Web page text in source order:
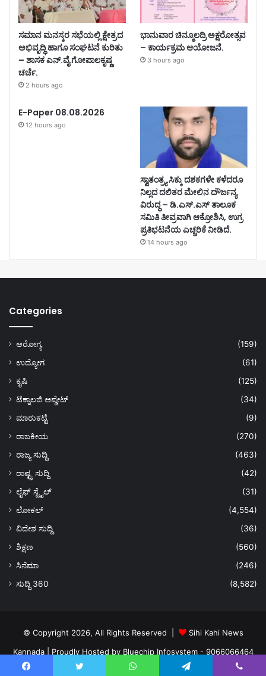
ಸಮಾನ ಮನಸ್ಕರ ಸಭೆಯಲ್ಲಿ ಕ್ಷೇತ್ರದ
ಅಭಿವೃದ್ಧಿ ಹಾಗೂ ಸಂಘಟನೆ ಕುರಿತು
– ಶಾಸಕ ಎನ್.ವೈ ಗೋಪಾಲಕೃಷ್ಣ
ಚರ್ಚೆ.
2 hours ago
ಭಾನುವಾರ ಚಿನ್ಮೂಲದ್ರಿ ಅಕ್ಷರೋತ್ಸವ
– ಕಾರ್ಯಕ್ರಮ ಆಯೋಜನೆ.
3 hours ago
E-Paper 08.08.2026
12 hours ago
ಸ್ವಾತಂತ್ರ್ಯ ಸಿಕ್ಕು ದಶಕಗಳೇ ಕಳೆದರೂ
ನಿಲ್ಲದ ದಲಿತರ ಮೇಲಿನ ದೌರ್ಜನ್ಯ
ವಿರುದ್ಧ – ಡಿ.ಎಸ್.ಎಸ್ ತಾಲೂಕ
ಸಮಿತಿ ತೀವ್ರವಾಗಿ ಆಕ್ರೋಶಿಸಿ, ಉಗ್ರ
ಪ್ರತಿಭಟನೆಯ ಎಚ್ಚರಿಕೆ ನೀಡಿದೆ.
14 hours ago
Categories
ಆರೋಗ್ಯ
(159)
ಉದ್ಯೋಗ
(61)
ಕೃಷಿ
(125)
ಟೆಕ್ನಾಲಜಿ ಅಪ್ಡೇಟ್
(34)
ಮಾರುಕಟ್ಟೆ
(9)
ರಾಜಕೀಯ
(270)
ರಾಜ್ಯ ಸುದ್ದಿ
(463)
ರಾಷ್ಟ್ರ ಸುದ್ದಿ
(42)
ಲೈಫ್ ಸ್ಟೈಲ್
(31)
ಲೋಕಲ್
(4,554)
ವಿದೇಶ ಸುದ್ದಿ
(36)
ಶಿಕ್ಷಣ
(560)
ಸಿನೆಮಾ
(246)
ಸುದ್ದಿ 360
(8,582)
© Copyright 2026, All Rights Reserved |
Sihi Kahi News
Kannada| Proudly Hosted by Bluechip Infosystem - 9066066464
About US
Privacy Policy Ads Policy Terms and Conditions